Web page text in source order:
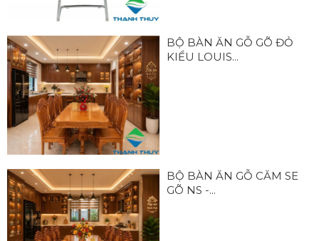
BỘ BÀN ĂN GỖ GÕ ĐỎ
KIỂU LOUIS...
BỘ BÀN ĂN GỖ CĂM SE
GÕ NS -...